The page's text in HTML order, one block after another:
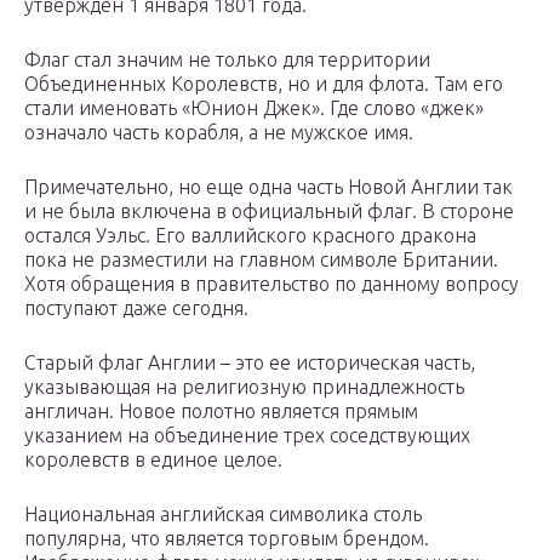
утвержден 1 января 1801 года.
Флаг стал значим не только для территории
Объединенных Королевств, но и для флота. Там его
стали именовать «Юнион Джек». Где слово «джек»
означало часть корабля, а не мужское имя.
Примечательно, но еще одна часть Новой Англии так
и не была включена в официальный флаг. В стороне
остался Уэльс. Его валлийского красного дракона
пока не разместили на главном символе Британии.
Хотя обращения в правительство по данному вопросу
поступают даже сегодня.
Старый флаг Англии – это ее историческая часть,
указывающая на религиозную принадлежность
англичан. Новое полотно является прямым
указанием на объединение трех соседствующих
королевств в единое целое.
Национальная английская символика столь
популярна, что является торговым брендом.